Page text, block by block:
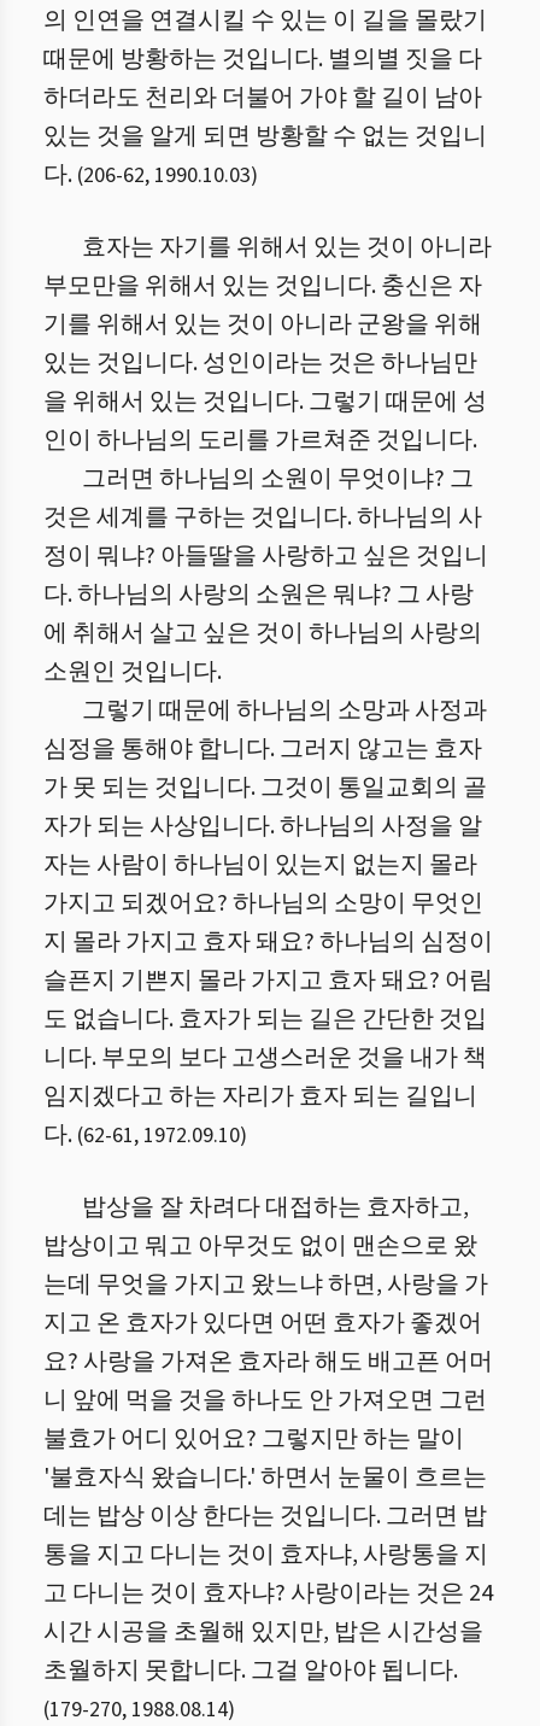
의 인연을 연결시킬 수 있는 이 길을 몰랐기
때문에 방황하는 것입니다. 별의별 짓을 다
하더라도 천리와 더불어 가야 할 길이 남아
있는 것을 알게 되면 방황할 수 없는 것입니
다. (206-62, 1990.10.03)
효자는 자기를 위해서 있는 것이 아니라
부모만을 위해서 있는 것입니다. 충신은 자
기를 위해서 있는 것이 아니라 군왕을 위해
있는 것입니다. 성인이라는 것은 하나님만
을 위해서 있는 것입니다. 그렇기 때문에 성
인이 하나님의 도리를 가르쳐준 것입니다.
그러면 하나님의 소원이 무엇이냐? 그
것은 세계를 구하는 것입니다. 하나님의 사
정이 뭐냐? 아들딸을 사랑하고 싶은 것입니
다. 하나님의 사랑의 소원은 뭐냐? 그 사랑
에 취해서 살고 싶은 것이 하나님의 사랑의
소원인 것입니다.
그렇기 때문에 하나님의 소망과 사정과
심정을 통해야 합니다. 그러지 않고는 효자
가 못 되는 것입니다. 그것이 통일교회의 골
자가 되는 사상입니다. 하나님의 사정을 알
자는 사람이 하나님이 있는지 없는지 몰라
가지고 되겠어요? 하나님의 소망이 무엇인
지 몰라 가지고 효자 돼요? 하나님의 심정이
슬픈지 기쁜지 몰라 가지고 효자 돼요? 어림
도 없습니다. 효자가 되는 길은 간단한 것입
니다. 부모의 보다 고생스러운 것을 내가 책
임지겠다고 하는 자리가 효자 되는 길입니
다. (62-61, 1972.09.10)
밥상을 잘 차려다 대접하는 효자하고,
밥상이고 뭐고 아무것도 없이 맨손으로 왔
는데 무엇을 가지고 왔느냐 하면, 사랑을 가
지고 온 효자가 있다면 어떤 효자가 좋겠어
요? 사랑을 가져온 효자라 해도 배고픈 어머
니 앞에 먹을 것을 하나도 안 가져오면 그런
불효가 어디 있어요? 그렇지만 하는 말이
'불효자식 왔습니다.' 하면서 눈물이 흐르는
데는 밥상 이상 한다는 것입니다. 그러면 밥
통을 지고 다니는 것이 효자냐, 사랑통을 지
고 다니는 것이 효자냐? 사랑이라는 것은 24
시간 시공을 초월해 있지만, 밥은 시간성을
초월하지 못합니다. 그걸 알아야 됩니다.
(179-270, 1988.08.14)